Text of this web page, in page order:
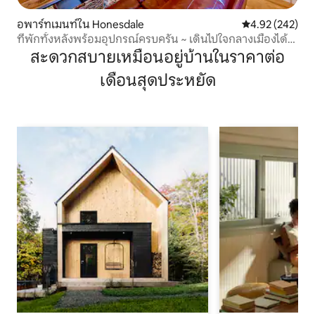
อพาร์ทเมนท์ใน Honesdale คะแนนเฉลี่ย
4.92 (242)
ที่พักทั้งหลังพร้อมอุปกรณ์ครบครัน ~ เดินไปใจกลางเมืองได้ไม่
ไกลสะดวกสบายเหมือนอยู่บ้านในราคาต่อ
เดือนสุดประหยัด